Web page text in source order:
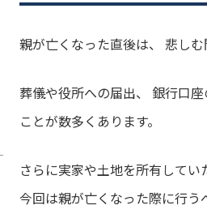
親が亡くなった直後は、 悲し
葬儀や役所への届出、 銀行口
ことが数多くあります。
さらに実家や土地を所有してい
今回は親が亡くなった際に行う